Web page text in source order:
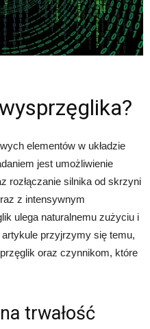
elementów w układzie
jest umożliwienie
rozłączanie silnika od skrzyni
z intensywnym
ulega naturalnemu zużyciu i
przyjrzymy się temu,
oraz czynnikom, które
trwałość